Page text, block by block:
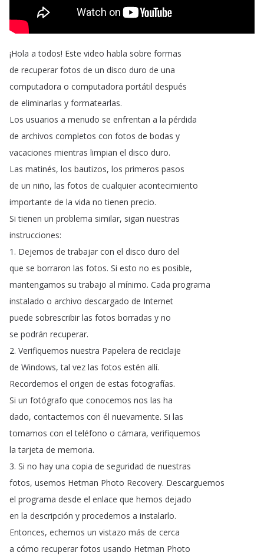
¡Hola a todos! Este video habla sobre formas
de recuperar fotos de un disco duro de una
computadora o computadora portátil después
de eliminarlas y formatearlas.
Los usuarios a menudo se enfrentan a la pérdida
de archivos completos con fotos de bodas y
vacaciones mientras limpian el disco duro.
Las matinés, los bautizos, los primeros pasos
de un niño, las fotos de cualquier acontecimiento
importante de la vida no tienen precio.
Si tienen un problema similar, sigan nuestras
instrucciones:
1. Dejemos de trabajar con el disco duro del
que se borraron las fotos. Si esto no es posible,
mantengamos su trabajo al mínimo. Cada programa
instalado o archivo descargado de Internet
puede sobrescribir las fotos borradas y no
se podrán recuperar.
2. Verifiquemos nuestra Papelera de reciclaje
de Windows,tal vez las fotos estén allí.
Recordemos el origen de estas fotografías.
Si un fotógrafo que conocemos nos las ha
dado, contactemos con él nuevamente. Si las
tomamos con el teléfono o cámara, verifiquemos
la tarjeta de memoria.
3. Si no hay una copia de seguridad de nuestras
fotos, usemos Hetman Photo Recovery. Descarguemos
el programa desde el enlace que hemos dejado
en la descripción y procedemos a instalarlo.
Entonces, echemos un vistazo más de cerca
a cómo recuperar fotos usando Hetman Photo